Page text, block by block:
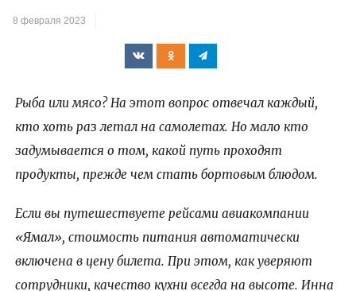
8 февраля 2023
Рыба или мясо? На этот вопрос отвечал каждый,
кто хоть раз летал на самолетах. Но мало кто
задумывается о том, какой путь проходят
продукты, прежде чем стать бортовым блюдом.
Если вы путешествуете рейсами авиакомпании
«Ямал», стоимость питания автоматически
включена в цену билета. При этом, как уверяют
сотрудники, качество кухни всегда на высоте. Инна